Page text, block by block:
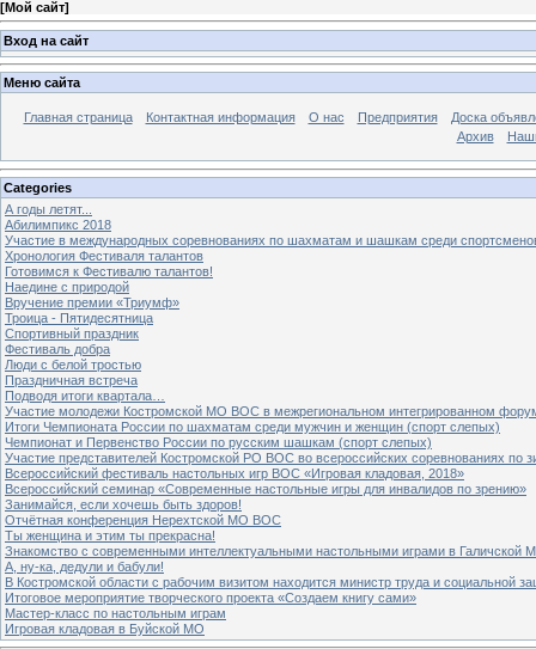
[Мой сайт]
Вход на сайт
Меню сайта
Главная страница Контактная информация О нас Предприятия
Доска
Архив
Categories
А годы летят...
Абилимпикс 2018
Участие в международных соревнованиях по шахматам и шашкам среди
Хронология Фестиваля талантов
Готовимся к Фестивалю талантов!
Наедине с природой
Вручение премии «Триумф»
Троица - Пятидесятница
Спортивный праздник
Фестиваль добра
Люди с белой тростью
Праздничная встреча
Подводя итоги квартала…
Участие молодежи Костромской МО ВОС в межрегиональном интегрированном
Итоги Чемпионата России по шахматам среди мужчин и женщин (спорт слепых)
Чемпионат и Первенство России по русским шашкам (спорт слепых)
Участие представителей Костромской РО ВОС во всероссийских соревнованиях по
Всероссийский фестиваль настольных игр ВОС «Игровая кладовая, 2018»
Всероссийский семинар «Современные настольные игры для инвалидов по зрению»
Занимайся, если хочешь быть здоров!
Отчётная конференция Нерехтской МО ВОС
Ты женщина и этим ты прекрасна!
Знакомство с современными интеллектуальными настольными играми в
А, ну-ка, дедули и бабули!
В Костромской области с рабочим визитом находится министр труда и социальной
Итоговое мероприятие творческого проекта «Создаем книгу сами»
Мастер-класс по настольным играм
Игровая кладовая в Буйской МО